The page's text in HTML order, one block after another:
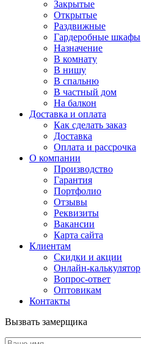
Закрытые
Открытые
Раздвижные
Гардеробные шкафы
Назначение
В комнату
В нишу
В спальню
В частный дом
На балкон
Доставка и оплата
Как сделать заказ
Доставка
Оплата и рассрочка
О компании
Производство
Гарантия
Портфолио
Отзывы
Реквизиты
Вакансии
Карта сайта
Клиентам
Скидки и акции
Онлайн-калькулятор
Вопрос-ответ
Оптовикам
Контакты
Вызвать замерщика